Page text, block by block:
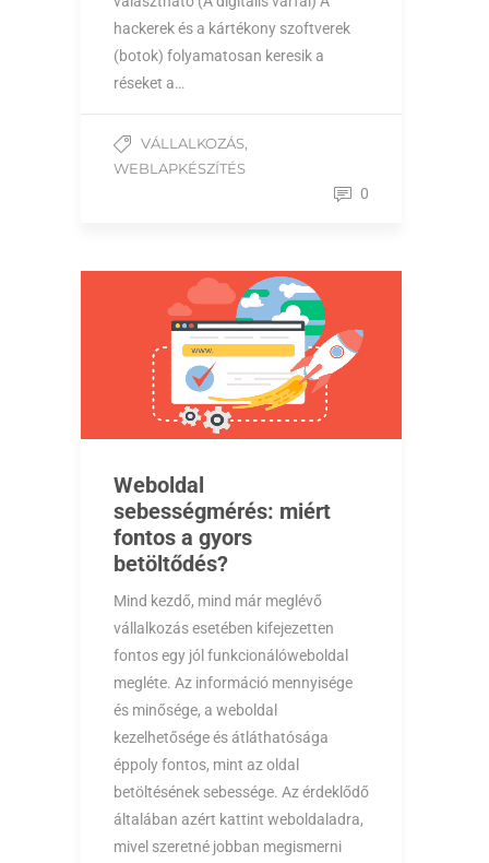
hackerek és a kártékony szoftverek
(botok) folyamatosan keresik a
réseket a…
VÁLLALKOZÁS,
WEBLAPKÉSZÍTÉS
0
Weboldal
sebességmérés: miért
fontos a gyors
betöltődés?
Mind kezdő, mind már meglévő
vállalkozás esetében kifejezetten
fontos egy jól funkcionálóweboldal
megléte. Az információ mennyisége
és minősége, a weboldal
kezelhetősége és átláthatósága
éppoly fontos, mint az oldal
betöltésének sebessége. Az érdeklődő
általában azért kattint weboldaladra,
mivel szeretné jobban megismerni